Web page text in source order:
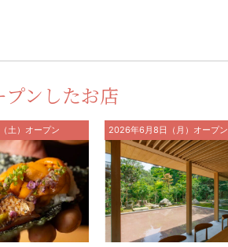
プンしたお店
土）オープン 2026年6月8日（月）オープン